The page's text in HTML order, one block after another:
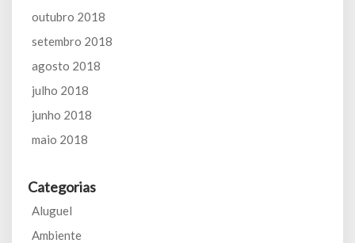
outubro 2018
setembro 2018
agosto 2018
julho 2018
junho 2018
maio 2018
Categorias
Aluguel
Ambiente